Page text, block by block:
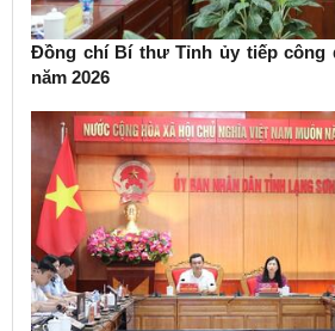
Đồng chí Bí thư Tỉnh ủy tiếp công
năm 2026